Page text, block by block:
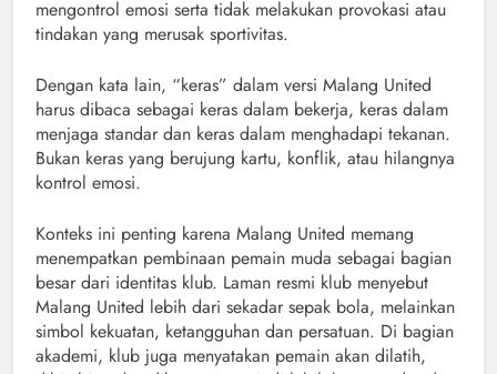
mengontrol emosi serta tidak melakukan provokasi atau
tindakan yang merusak sportivitas.
Dengan kata lain, “keras” dalam versi Malang United
harus dibaca sebagai keras dalam bekerja, keras dalam
menjaga standar dan keras dalam menghadapi tekanan.
Bukan keras yang berujung kartu, konflik, atau hilangnya
kontrol emosi.
Konteks ini penting karena Malang United memang
menempatkan pembinaan pemain muda sebagai bagian
besar dari identitas klub. Laman resmi klub menyebut
Malang United lebih dari sekadar sepak bola, melainkan
simbol kekuatan, ketangguhan dan persatuan. Di bagian
akademi, klub juga menyatakan pemain akan dilatih,